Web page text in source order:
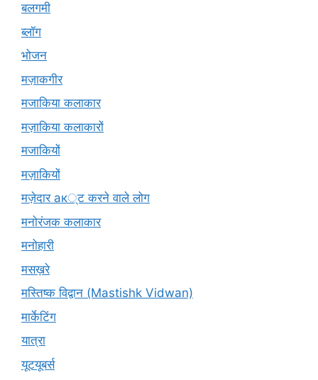
बलगमी
ब्लॉग
भोजन
मज़ाकगीर
मजाकिया कलाकार
मज़ाकिया कलाकारों
मजाकियों
मज़ाकियों
मज़ेदार ак्ट करने वाले लोग
मनोरंजक कलाकार
मनोहारी
मसख़रे
मस्तिष्क विद्वान (Mastishk Vidwan)
मार्केटिंग
यात्रा
यूटयूबर्स